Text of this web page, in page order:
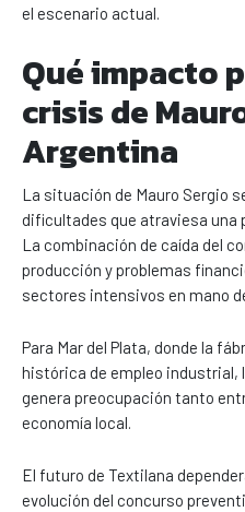
el escenario actual.
Qué impacto
crisis de
Argentina
La situación de Mauro Sergio
dificultades que atraviesa una
La combinación de caída del
producción y problemas
sectores intensivos en mano
Para Mar del Plata, donde la
histórica de empleo industrial,
genera preocupación tanto
economía local.
El futuro de Textilana
evolución del concurso